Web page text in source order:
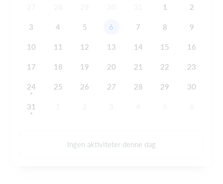
1 2
3 4 5 6 7 8 9
10 11 12 13 14 15 16
17 18 19 20 21 22 23
24 25 26 27 28 29 30
31
Ingen aktiviteter denne dag